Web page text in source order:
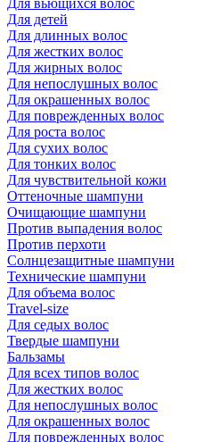
Для вьющихся волос
Для детей
Для длинных волос
Для жестких волос
Для жирных волос
Для непослушных волос
Для окрашенных волос
Для поврежденных волос
Для роста волос
Для сухих волос
Для тонких волос
Для чувствительной кожи
Оттеночные шампуни
Очищающие шампуни
Против выпадения волос
Против перхоти
Солнцезащитные шампуни
Технические шампуни
Для объема волос
Travel-size
Для седых волос
Твердые шампуни
Бальзамы
Для всех типов волос
Для жестких волос
Для непослушных волос
Для окрашенных волос
Для поврежденных волос